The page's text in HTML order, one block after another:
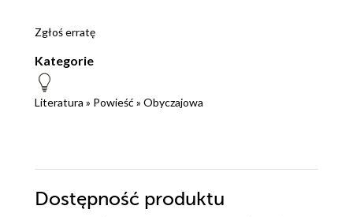
Zgłoś erratę
Kategorie
Literatura » Powieść » Obyczajowa
Dostępność produktu